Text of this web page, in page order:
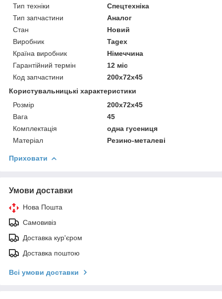
Тип техніки
Спецтехніка
Тип запчастини
Аналог
Стан
Новий
Виробник
Tagex
Країна виробник
Німеччина
Гарантійний термін
12 міс
Код запчастини
200x72x45
Користувальницькі характеристики
Розмір
200x72x45
Вага
45
Комплектація
одна гусениця
Матеріал
Резино-металеві
Приховати
Умови доставки
Нова Пошта
Самовивіз
Доставка кур'єром
Доставка поштою
Всі умови доставки